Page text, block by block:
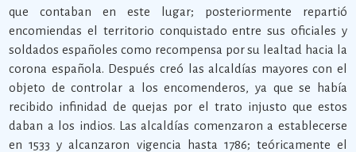
que contaban en este lugar; posteriormente repartió
encomiendas el territorio conquistado entre sus oficiales y
soldados españoles como recompensa por su lealtad hacia la
corona española. Después creó las alcaldías mayores con el
objeto de controlar a los encomenderos, ya que se había
recibido infinidad de quejas por el trato injusto que estos
daban a los indios. Las alcaldías comenzaron a establecerse
en 1533 y alcanzaron vigencia hasta 1786; teóricamente el